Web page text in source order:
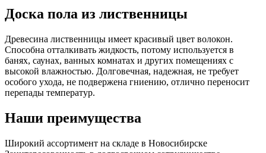
Доска пола из лиственницы
Древесина лиственницы имеет красивый цвет волокон.
Способна отталкивать жидкость, потому используется в
банях, саунах, ванных комнатах и других помещениях с
высокой влажностью. Долговечная, надежная, не требует
особого ухода, не подвержена гниению, отлично переносит
перепады температур.
Наши преимущества
Широкий ассортимент на складе в Новосибирске